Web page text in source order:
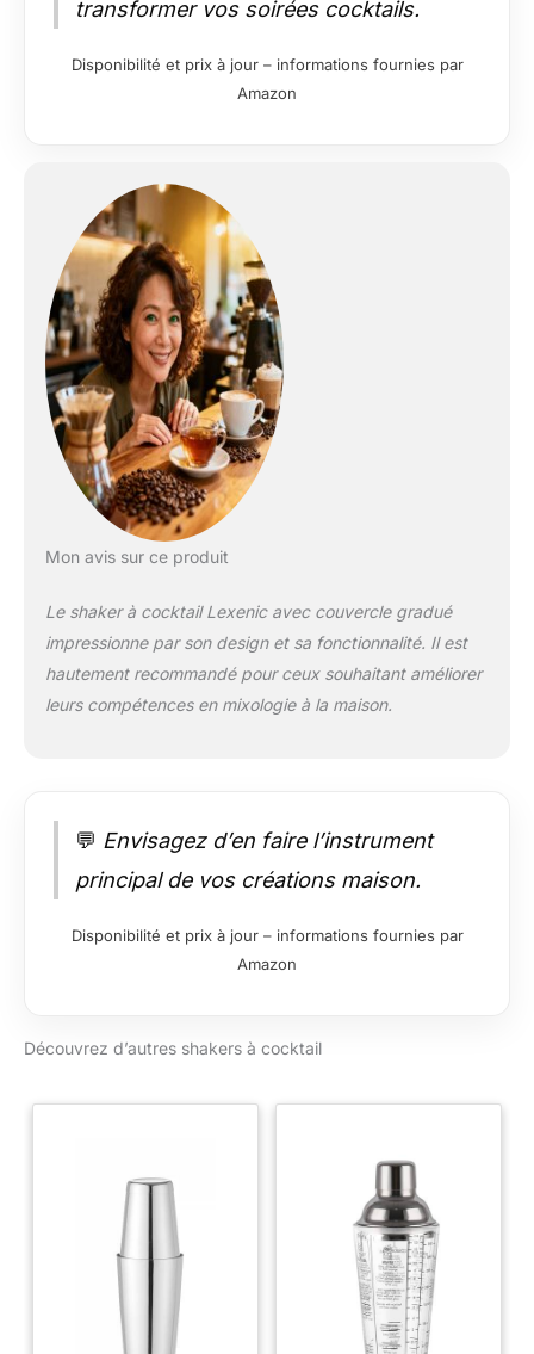
transformer vos soirées cocktails.
Disponibilité et prix à jour – informations fournies par
Amazon
Mon avis sur ce produit
Le shaker à cocktail Lexenic avec couvercle gradué
impressionne par son design et sa fonctionnalité. Il est
hautement recommandé pour ceux souhaitant améliorer
leurs compétences en mixologie à la maison.
💬 Envisagez d’en faire l’instrument
principal de vos créations maison.
Disponibilité et prix à jour – informations fournies par
Amazon
Découvrez d’autres shakers à cocktail